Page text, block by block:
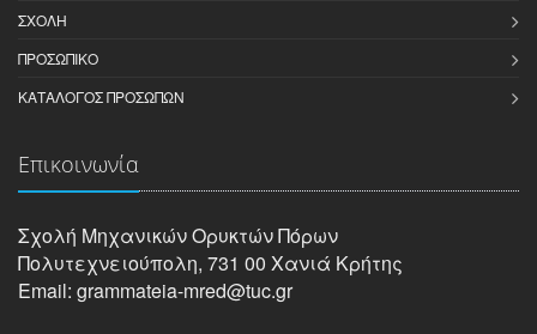
ΣΧΟΛΉ
ΠΡΟΣΩΠΙΚΌ
ΚΑΤΆΛΟΓΟΣ ΠΡΟΣΏΠΩΝ
Επικοινωνία
Σχολή Μηχανικών Oρυκτών Πόρων
Πολυτεχνειούπολη, 731 00 Χανιά Κρήτης
Email: grammateia-mred@tuc.gr